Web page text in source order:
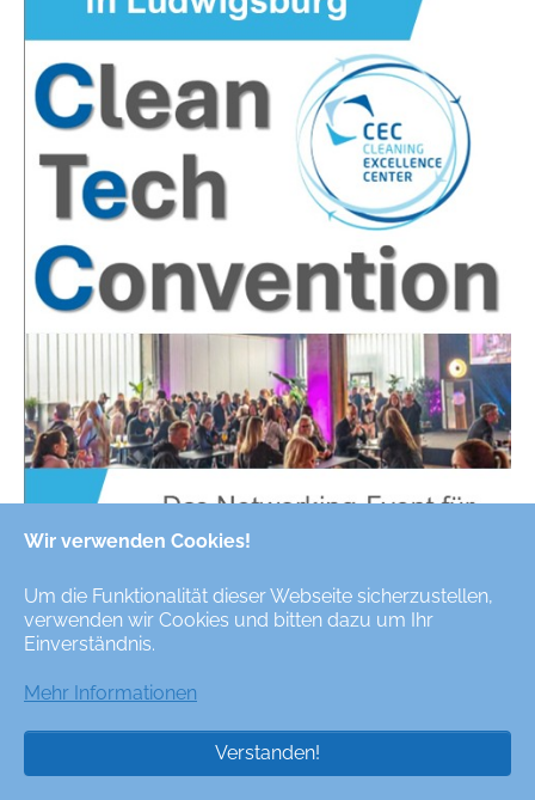
Wir verwenden Cookies!
Um die Funktionalität dieser Webseite sicherzustellen,
verwenden wir Cookies und bitten dazu um Ihr
Einverständnis.
Mehr Informationen
Verstanden!